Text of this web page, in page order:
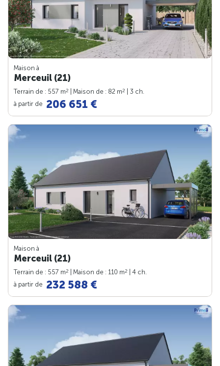
Maison à
Merceuil (21)
Terrain de : 557 m2 | Maison de : 82 m2
| 3 ch.
à partir de 206 651 €
Maison à
Merceuil (21)
Terrain de : 557 m2 | Maison de : 110 m2
| 4 ch.
à partir de 232 588 €